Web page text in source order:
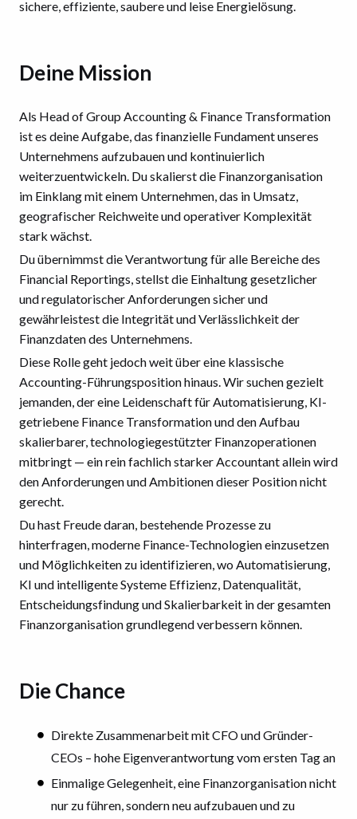
sichere, effiziente, saubere und leise Energielösung.
Deine Mission
Als Head of Group Accounting & Finance Transformation
ist es deine Aufgabe, das finanzielle Fundament unseres
Unternehmens aufzubauen und kontinuierlich
weiterzuentwickeln. Du skalierst die Finanzorganisation
im Einklang mit einem Unternehmen, das in Umsatz,
geografischer Reichweite und operativer Komplexität
stark wächst.
Du übernimmst die Verantwortung für alle Bereiche des
Financial Reportings, stellst die Einhaltung gesetzlicher
und regulatorischer Anforderungen sicher und
gewährleistest die Integrität und Verlässlichkeit der
Finanzdaten des Unternehmens.
Diese Rolle geht jedoch weit über eine klassische
Accounting-Führungsposition hinaus. Wir suchen gezielt
jemanden, der eine Leidenschaft für Automatisierung, KI-
getriebene Finance Transformation und den Aufbau
skalierbarer, technologiegestützter Finanzoperationen
mitbringt — ein rein fachlich starker Accountant allein wird
den Anforderungen und Ambitionen dieser Position nicht
gerecht.
Du hast Freude daran, bestehende Prozesse zu
hinterfragen, moderne Finance-Technologien einzusetzen
und Möglichkeiten zu identifizieren, wo Automatisierung,
KI und intelligente Systeme Effizienz, Datenqualität,
Entscheidungsfindung und Skalierbarkeit in der gesamten
Finanzorganisation grundlegend verbessern können.
Die Chance
Direkte Zusammenarbeit mit CFO und Gründer-
CEOs – hohe Eigenverantwortung vom ersten Tag an
Einmalige Gelegenheit, eine Finanzorganisation nicht
nur zu führen, sondern neu aufzubauen und zu